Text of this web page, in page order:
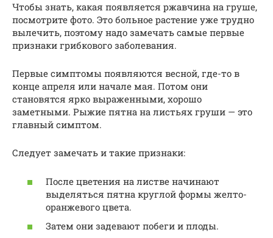
Чтобы знать, какая появляется ржавчина на груше,
посмотрите фото. Это больное растение уже трудно
вылечить, поэтому надо замечать самые первые
признаки грибкового заболевания.
Первые симптомы появляются весной, где-то в
конце апреля или начале мая. Потом они
становятся ярко выраженными, хорошо
заметными. Рыжие пятна на листьях груши — это
главный симптом.
Следует замечать и такие признаки:
После цветения на листве начинают
выделяться пятна круглой формы желто-
оранжевого цвета.
Затем они задевают побеги и плоды.